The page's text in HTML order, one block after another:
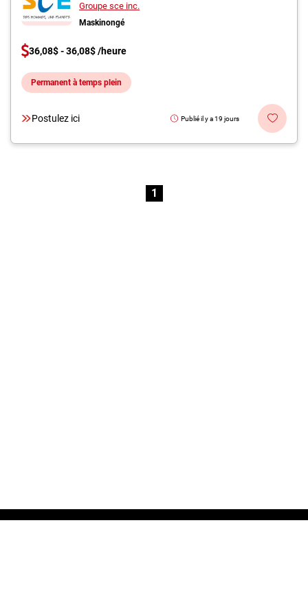
Employeurs
Groupe sce inc.
Maskinongé
36,08$ - 36,08$ /heure
Permanent à temps plein
Postulez ici Publié il y a 19 jours
1